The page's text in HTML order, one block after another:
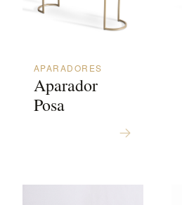
APARADORES
Aparador
Posa